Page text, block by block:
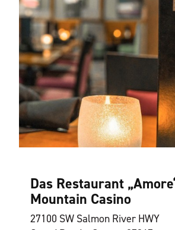
Das Restaurant
Mountain Casino
27100 SW Salmon River HWY